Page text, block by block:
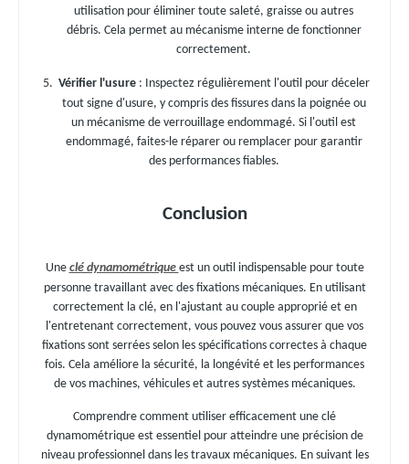
utilisation pour éliminer toute saleté, graisse ou autres
débris. Cela permet au mécanisme interne de fonctionner
correctement.
Vérifier l'usure: Inspectez régulièrement l'outil pour déceler
tout signe d'usure, y compris des fissures dans la poignée ou
un mécanisme de verrouillage endommagé. Si l'outil est
endommagé, faites-le réparer ou remplacer pour garantir
des performances fiables.
Conclusion
Une clé dynamométrique est un outil indispensable pour toute
personne travaillant avec des fixations mécaniques. En utilisant
correctement la clé, en l'ajustant au couple approprié et en
l'entretenant correctement, vous pouvez vous assurer que vos
fixations sont serrées selon les spécifications correctes à chaque
fois. Cela améliore la sécurité, la longévité et les performances
de vos machines, véhicules et autres systèmes mécaniques.
Comprendre comment utiliser efficacement une clé
dynamométrique est essentiel pour atteindre une précision de
niveau professionnel dans les travaux mécaniques. En suivant les